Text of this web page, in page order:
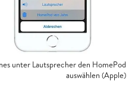
unter Lautsprecher den HomePod
auswählen (Apple)